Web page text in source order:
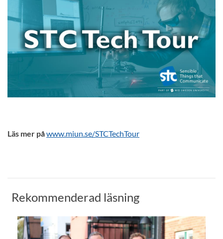
Läs mer påwww.miun.se/STCTechTour
Rekommenderad läsning